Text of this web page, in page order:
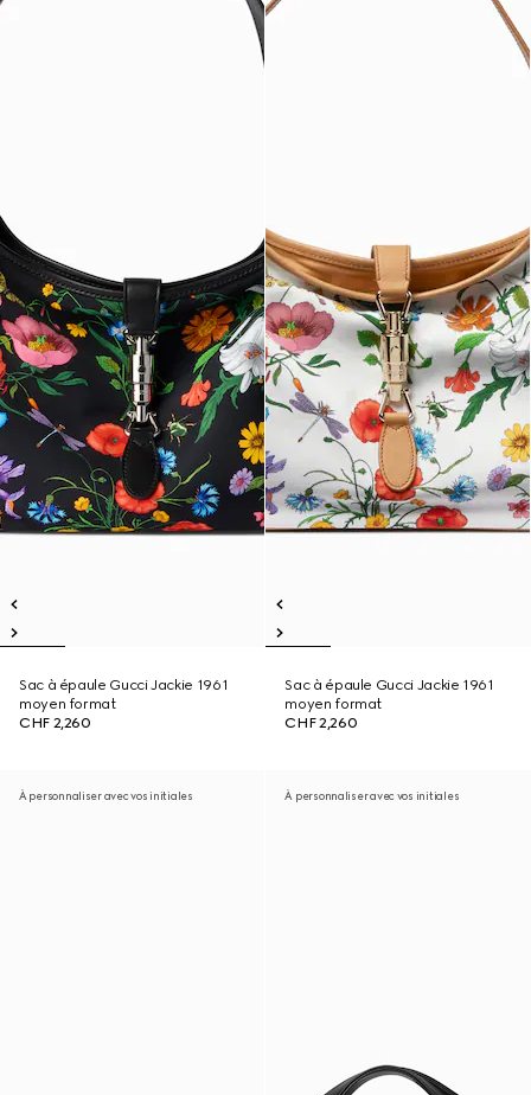
Sac à épaule Gucci Jackie 1961
moyen format
CHF 2,260
Sac à épaule Gucci Jackie 1961
moyen format
CHF 2,260
À personnaliser avec vos initiales À personnaliser avec vos initiales